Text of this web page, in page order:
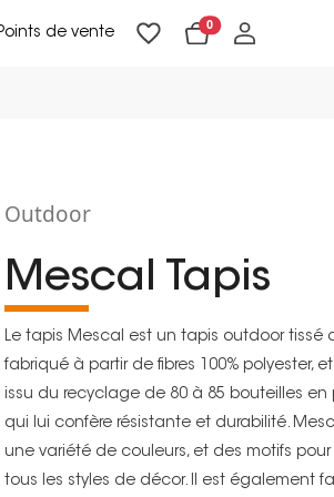
de vente 0
Outdoor
Mescal Tapis
Le tapis Mescal est un tapis outdoor tissé
fabriqué à partir de fibres 100% polyester,
issu du recyclage de 80 à 85 bouteilles en
qui lui confère résistante et durabilité.
une variété de couleurs, et des motifs
tous les styles de décor. Il est également